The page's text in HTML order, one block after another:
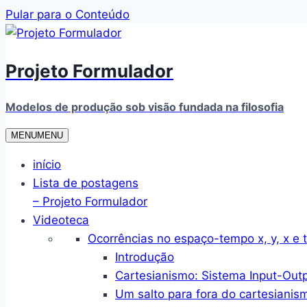
Pular para o Conteúdo
Projeto Formulador
Modelos de produção sob visão fundada na filosofia
MENUMENU
início
Lista de postagens
– Projeto Formulador
Videoteca
Ocorrências no espaço-tempo x, y, x e t
Introdução
Cartesianismo: Sistema Input-
Um salto para fora do